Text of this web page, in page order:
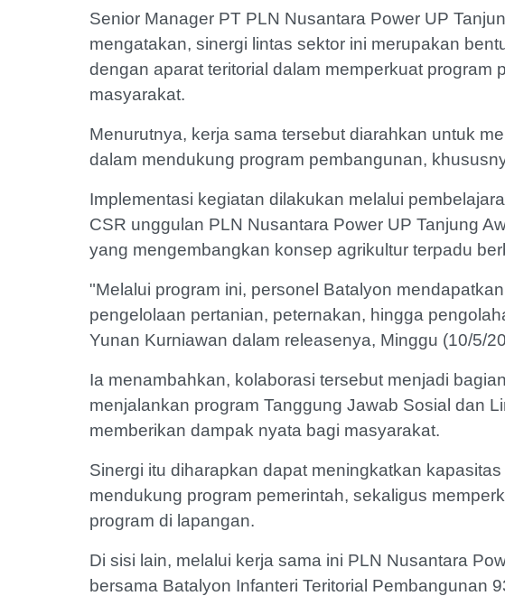
Senior Manager PT PLN Nusantara Power UP
mengatakan, sinergi lintas sektor ini merupakan
dengan aparat teritorial dalam memperkuat program
masyarakat.
Menurutnya, kerja sama tersebut diarahkan untuk
dalam mendukung program pembangunan,
Implementasi kegiatan dilakukan melalui
CSR unggulan PLN Nusantara Power UP Tanjung
yang mengembangkan konsep agrikultur terpadu
"Melalui program ini, personel Batalyon
pengelolaan pertanian, peternakan, hingga
Yunan Kurniawan dalam releasenya, Minggu (10/5/
Ia menambahkan, kolaborasi tersebut menjadi
menjalankan program Tanggung Jawab Sosial dan
memberikan dampak nyata bagi masyarakat.
Sinergi itu diharapkan dapat meningkatkan
mendukung program pemerintah, sekaligus
program di lapangan.
Di sisi lain, melalui kerja sama ini PLN Nusantara
bersama Batalyon Infanteri Teritorial Pembangunan